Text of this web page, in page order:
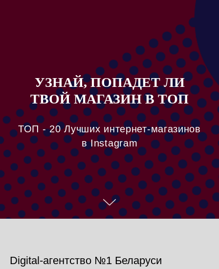
УЗНАЙ, ПОПАДЕТ ЛИ
ТВОЙ МАГАЗИН В ТОП
ТОП - 20 Лучших интернет-магазинов
в Instagram
Digital-агентство №1 Беларуси